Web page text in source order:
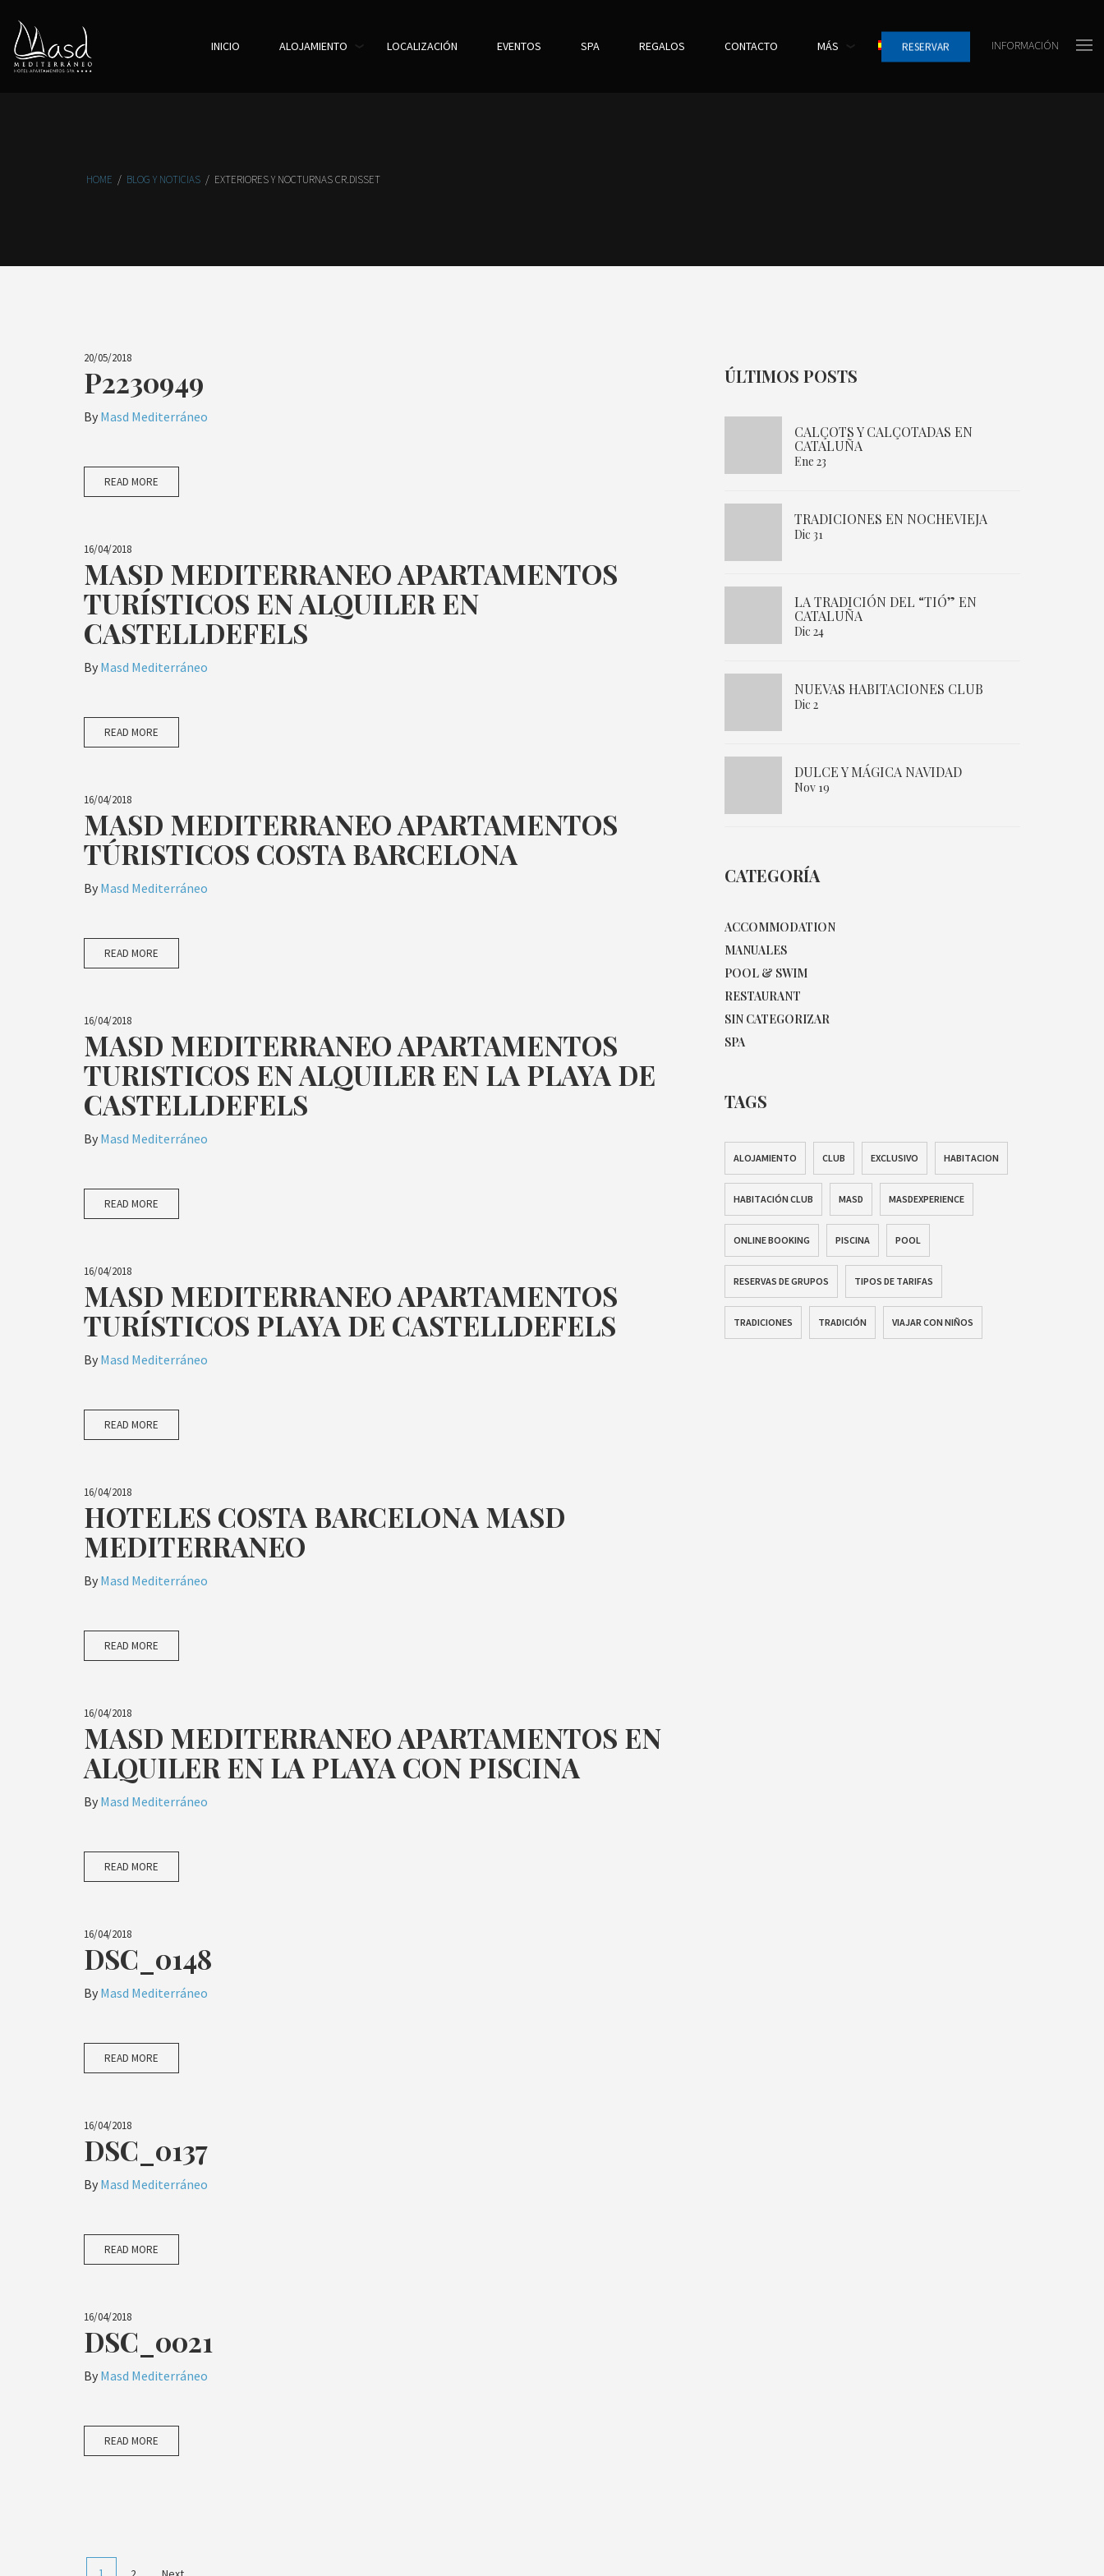
INICIO ALOJAMIENTO LOCALIZACIÓN EVENTOS SPA REGALOS CONTACTO MÁS RESERVAR INFORMACIÓN
HOME / BLOG Y NOTICIAS / EXTERIORES Y NOCTURNAS CR.DISSET
20/05/2018
P2230949
By Masd Mediterráneo
READ MORE
16/04/2018
MASD MEDITERRANEO APARTAMENTOS
TURÍSTICOS EN ALQUILER EN
CASTELLDEFELS
By Masd Mediterráneo
READ MORE
16/04/2018
MASD MEDITERRANEO APARTAMENTOS
TÚRISTICOS COSTA BARCELONA
By Masd Mediterráneo
READ MORE
16/04/2018
MASD MEDITERRANEO APARTAMENTOS
TURISTICOS EN ALQUILER EN LA PLAYA DE
CASTELLDEFELS
By Masd Mediterráneo
READ MORE
16/04/2018
MASD MEDITERRANEO APARTAMENTOS
TURÍSTICOS PLAYA DE CASTELLDEFELS
By Masd Mediterráneo
READ MORE
16/04/2018
HOTELES COSTA BARCELONA MASD
MEDITERRANEO
By Masd Mediterráneo
READ MORE
16/04/2018
MASD MEDITERRANEO APARTAMENTOS EN
ALQUILER EN LA PLAYA CON PISCINA
By Masd Mediterráneo
READ MORE
16/04/2018
DSC_0148
By Masd Mediterráneo
READ MORE
16/04/2018
DSC_0137
By Masd Mediterráneo
READ MORE
16/04/2018
DSC_0021
By Masd Mediterráneo
READ MORE
1
ÚLTIMOS POSTS
CALÇOTS Y CALÇOTADAS EN
CATALUÑA
Ene 23
TRADICIONES EN NOCHEVIEJA
Dic 31
LA TRADICIÓN DEL “TIÓ” EN
CATALUÑA
Dic 24
NUEVAS HABITACIONES CLUB
Dic 2
DULCE Y MÁGICA NAVIDAD
Nov 19
CATEGORÍA
ACCOMMODATION
MANUALES
POOL & SWIM
RESTAURANT
SIN CATEGORIZAR
SPA
TAGS
ALOJAMIENTO CLUB EXCLUSIVO HABITACION
HABITACIÓN CLUB MASD MASDEXPERIENCE
ONLINE BOOKING PISCINA POOL
RESERVAS DE GRUPOS TIPOS DE TARIFAS
TRADICIONES TRADICIÓN VIAJAR CON NIÑOS